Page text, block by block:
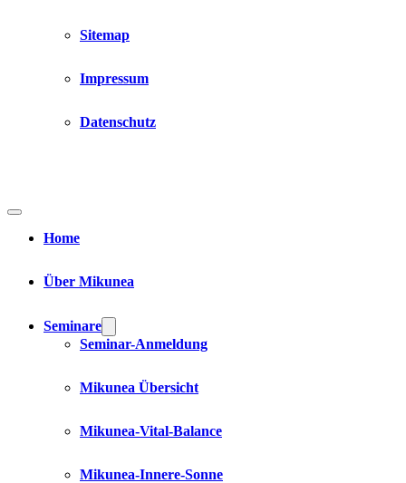
Sitemap
Impressum
Datenschutz
Home
Über Mikunea
Seminare
Seminar-Anmeldung
Mikunea Übersicht
Mikunea-Vital-Balance
Mikunea-Innere-Sonne